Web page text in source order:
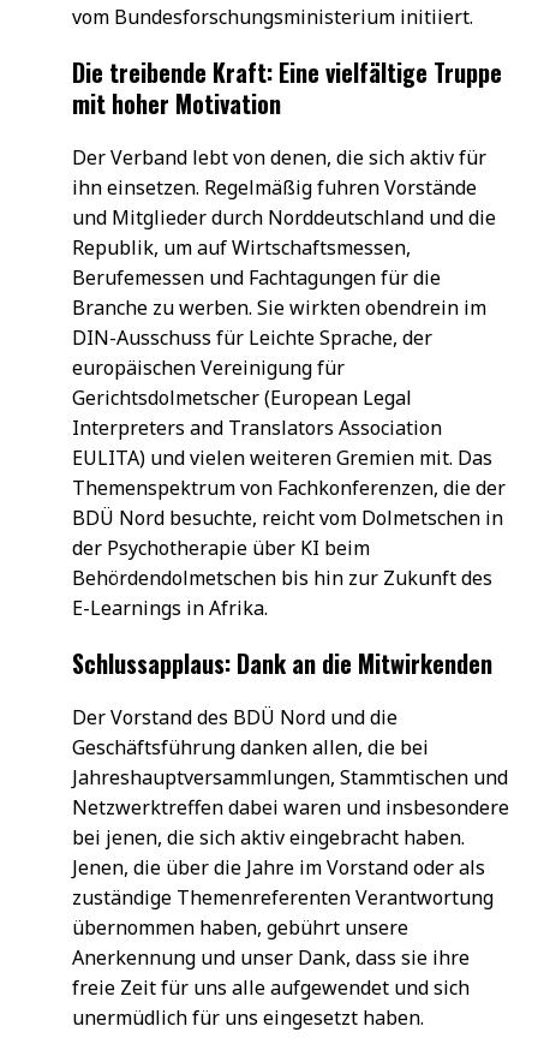
vom Bundesforschungsministerium initiiert.
Die treibende Kraft: Eine vielfältige Truppe
mit hoher Motivation
Der Verband lebt von denen, die sich aktiv für
ihn einsetzen. Regelmäßig fuhren Vorstände
und Mitglieder durch Norddeutschland und die
Republik, um auf Wirtschaftsmessen,
Berufemessen und Fachtagungen für die
Branche zu werben. Sie wirkten obendrein im
DIN-Ausschuss für Leichte Sprache, der
europäischen Vereinigung für
Gerichtsdolmetscher (European Legal
Interpreters and Translators Association
EULITA) und vielen weiteren Gremien mit. Das
Themenspektrum von Fachkonferenzen, die der
BDÜ Nord besuchte, reicht vom Dolmetschen in
der Psychotherapie über KI beim
Behördendolmetschen bis hin zur Zukunft des
E-Learnings in Afrika.
Schlussapplaus: Dank an die Mitwirkenden
Der Vorstand des BDÜ Nord und die
Geschäftsführung danken allen, die bei
Jahreshauptversammlungen, Stammtischen und
Netzwerktreffen dabei waren und insbesondere
bei jenen, die sich aktiv eingebracht haben.
Jenen, die über die Jahre im Vorstand oder als
zuständige Themenreferenten Verantwortung
übernommen haben, gebührt unsere
Anerkennung und unser Dank, dass sie ihre
freie Zeit für uns alle aufgewendet und sich
unermüdlich für uns eingesetzt haben.